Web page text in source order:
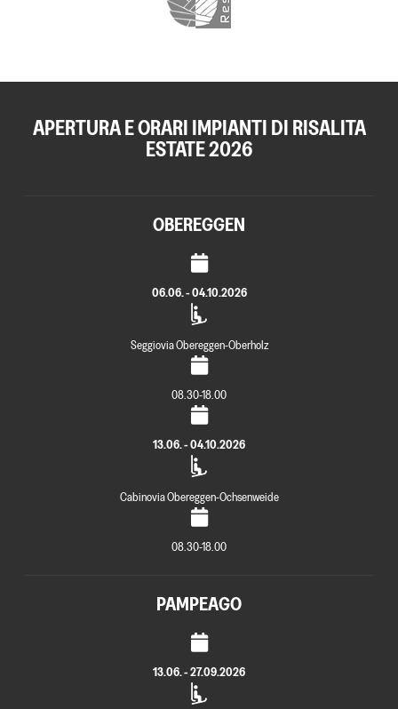
APERTURA E ORARI IMPIANTI DI RISALITA
ESTATE 2026
OBEREGGEN
06.06. - 04.10.2026
Seggiovia Obereggen-Oberholz
08.30-18.00
13.06. - 04.10.2026
Cabinovia Obereggen-Ochsenweide
08.30-18.00
PAMPEAGO
13.06. - 27.09.2026